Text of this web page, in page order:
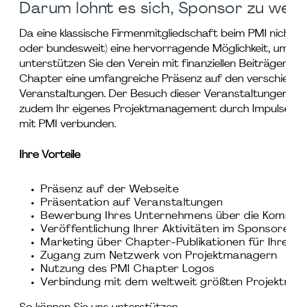
Darum lohnt es sich, Sponsor zu
Da eine klassische Firmenmitgliedschaft beim PMI
oder bundesweit) eine hervorragende Möglichkeit,
unterstützen Sie den Verein mit finanziellen
Chapter eine umfangreiche Präsenz auf den
Veranstaltungen. Der Besuch dieser
zudem Ihr eigenes Projektmanagement durch
mit PMI verbunden.
Ihre Vorteile
Präsenz auf der Webseite
Präsentation auf Veranstaltungen
Bewerbung Ihres Unternehmens über die
Veröffentlichung Ihrer Aktivitäten im
Marketing über Chapter-Publikationen für
Zugang zum Netzwerk von Projektmanagern
Nutzung des PMI Chapter Logos
Verbindung mit dem weltweit größten